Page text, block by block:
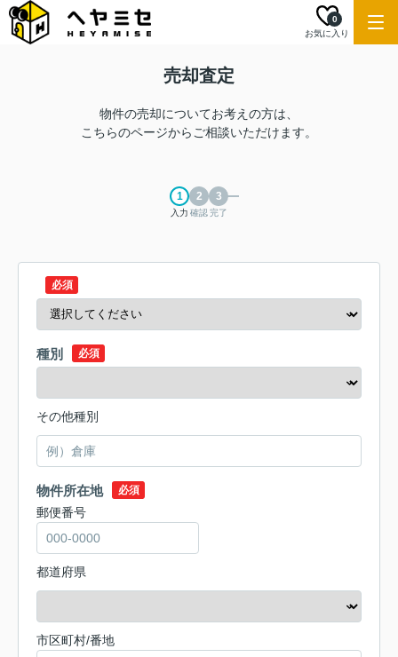
お気に入り
0
売却査定
物件の売却についてお考えの方は、
こちらのページからご相談いただけます。
入力 確認完了
必須
種別 必須
その他種別
物件所在地 必須
郵便番号
都道府県
市区町村/番地